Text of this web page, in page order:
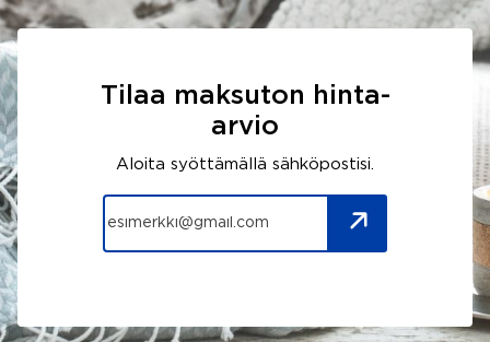
Tilaa maksuton hinta-
arvio
Aloita syöttämällä sähköpostisi.